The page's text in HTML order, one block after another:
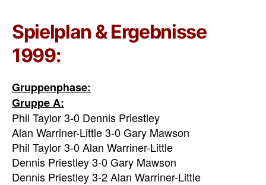
Spielplan & Ergebnisse
1999:
Gruppenphase:
Gruppe A:
Phil Taylor 3-0 Dennis Priestley
Alan Warriner-Little 3-0 Gary Mawson
Phil Taylor 3-0 Alan Warriner-Little
Dennis Priestley 3-0 Gary Mawson
Dennis Priestley 3-2 Alan Warriner-Little